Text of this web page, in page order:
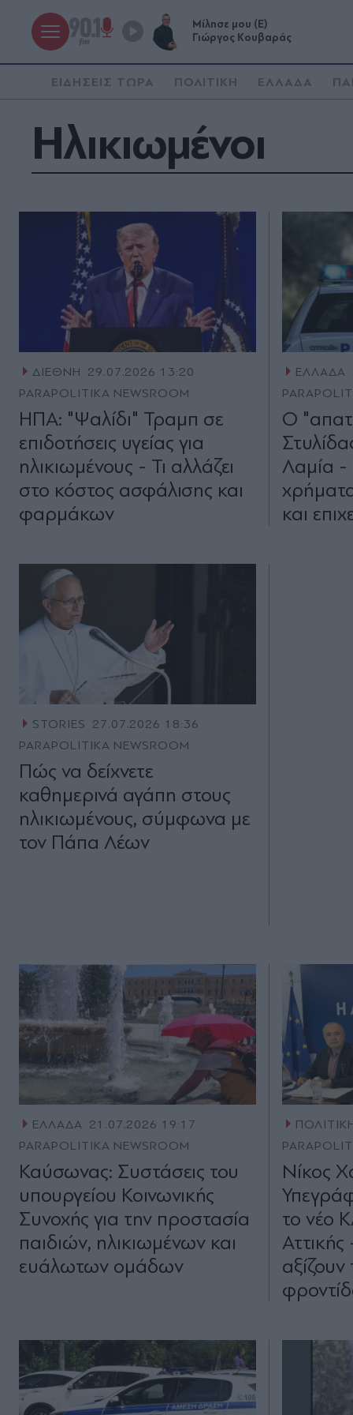
Μίλησε μου (Ε)
Γιώργος Κουβαράς
ΕΙΔΗΣΕΙΣ ΤΩΡΑ ΠΟΛΙΤΙΚΗ ΕΛΛΑΔΑ
Ηλικιωμένοι
ΔΙΕΘΝΗ
29.07.2026 13:20
PARAPOLITIKA NEWSROOM
ΗΠΑ: "Ψαλίδι" Τραμπ σε
επιδοτήσεις υγείας για
ηλικιωμένους - Τι αλλάζει
στο κόστος ασφάλισης και
φαρμάκων
ΕΛΛΑΔΑ
Ο
Λαμία
και
STORIES
27.07.2026 18:36
PARAPOLITIKA NEWSROOM
Πώς να δείχνετε
καθημερινά αγάπη στους
ηλικιωμένους, σύμφωνα με
τον Πάπα Λέων
ΕΛΛΑΔΑ 21.07.2026 19:17
PARAPOLITIKA NEWSROOM
Καύσωνας: Συστάσεις του
υπουργείου Κοινωνικής
Συνοχής για την προστασία
παιδιών, ηλικιωμένων και
ευάλωτων ομάδων
Νίκος
το νέο